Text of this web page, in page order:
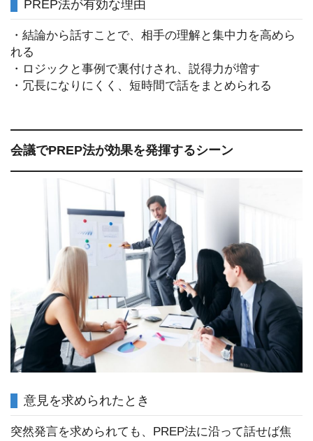
PREP法が有効な理由
・結論から話すことで、相手の理解と集中力を高めら
れる
・ロジックと事例で裏付けされ、説得力が増す
・冗長になりにくく、短時間で話をまとめられる
会議でPREP法が効果を発揮するシーン
意見を求められたとき
突然発言を求められても、PREP法に沿って話せば焦